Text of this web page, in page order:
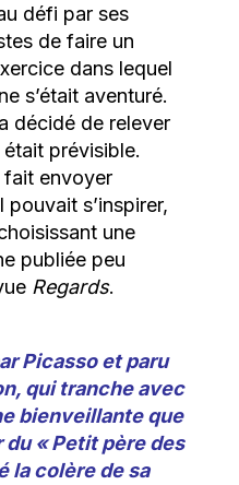
défi par ses
de faire un
dans lequel
s’était aventuré.
décidé de relever
prévisible.
fait envoyer
s’inspirer,
une
publiée peu
Regards.
Picasso et paru
qui tranche avec
bienveillante que
du « Petit père des
la colère de sa